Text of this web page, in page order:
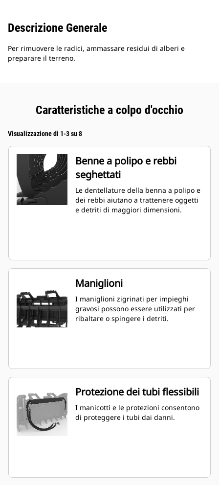
Descrizione Generale
Per rimuovere le radici, ammassare residui di alberi e
preparare il terreno.
Caratteristiche a colpo d'occhio
Visualizzazione di 1-3 su 8
Benne a polipo e rebbi
seghettati
Le dentellature della benna a polipo e
dei rebbi aiutano a trattenere oggetti
e detriti di maggiori dimensioni.
Maniglioni
I maniglioni zigrinati per impieghi
gravosi possono essere utilizzati per
ribaltare o spingere i detriti.
Protezione dei tubi flessibili
I manicotti e le protezioni consentono
di proteggere i tubi dai danni.